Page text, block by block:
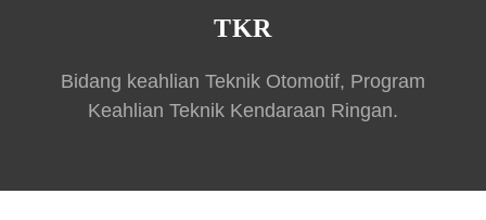
TKR
Bidang keahlian Teknik Otomotif, Program
Keahlian Teknik Kendaraan Ringan.